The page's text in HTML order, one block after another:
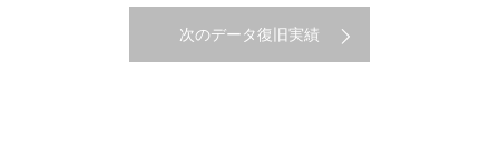
次のデータ復旧実績